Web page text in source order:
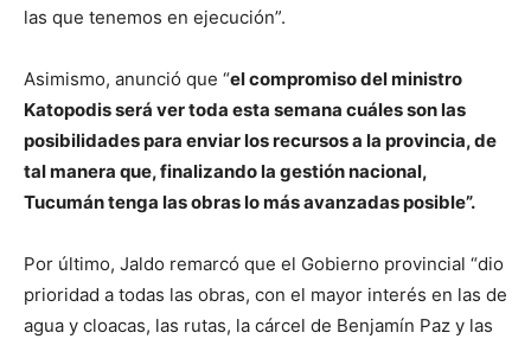
las que tenemos en ejecución”.
Asimismo, anunció que “el compromiso del ministro
Katopodis será ver toda esta semana cuáles son las
posibilidades para enviar los recursos a la provincia, de
tal manera que, finalizando la gestión nacional,
Tucumán tenga las obras lo más avanzadas posible”.
Por último, Jaldo remarcó que el Gobierno provincial “dio
prioridad a todas las obras, con el mayor interés en las de
agua y cloacas, las rutas, la cárcel de Benjamín Paz y las